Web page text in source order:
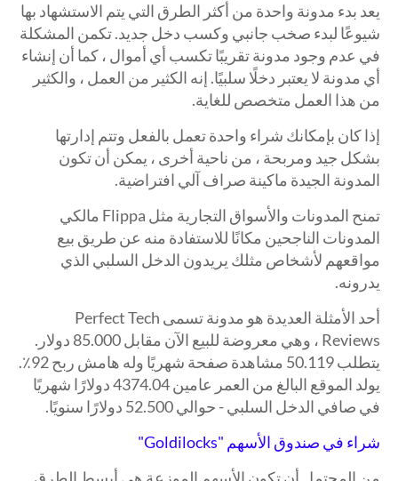
يعد بدء مدونة واحدة من أكثر الطرق التي يتم الاستشهاد بها
شيوعًا لبدء صخب جانبي وكسب دخل جديد. تكمن المشكلة
في عدم وجود مدونة تقريبًا تكسب أي أموال ، كما أن إنشاء
أي مدونة لا يعتبر دخلًا سلبيًا. إنه الكثير من العمل ، والكثير
من هذا العمل متخصص للغاية.
إذا كان بإمكانك شراء واحدة تعمل بالفعل وتتم إدارتها
بشكل جيد ومربحة ، من ناحية أخرى ، يمكن أن تكون
المدونة الجيدة ماكينة صراف آلي افتراضية.
تمنح المدونات والأسواق التجارية مثل Flippa مالكي
المدونات الناجحين مكانًا للاستفادة منه عن طريق بيع
مواقعهم لأشخاص مثلك يريدون الدخل السلبي الذي
يدرونه.
أحد الأمثلة العديدة هو مدونة تسمى Perfect Tech
Reviews ، وهي معروضة للبيع الآن مقابل 85.000 دولار.
يتطلب 50.119 مشاهدة صفحة شهريًا وله هامش ربح 92٪.
يولد الموقع البالغ من العمر عامين 4374.04 دولارًا شهريًا
في صافي الدخل السلبي - حوالي 52.500 دولارًا سنويًا.
شراء في صندوق الأسهم "Goldilocks"